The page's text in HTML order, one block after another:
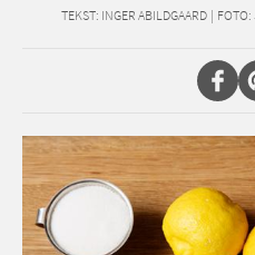
TEKST: INGER ABILDGAARD | FOTO: